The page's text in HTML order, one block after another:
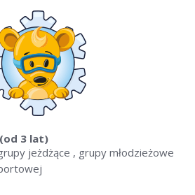
3 lat)
jeżdżące , grupy młodzieżowe